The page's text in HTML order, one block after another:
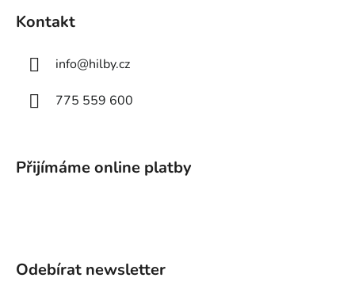
Kontakt
info@hilby.cz
775 559 600
Přijímáme online platby
Odebírat newsletter